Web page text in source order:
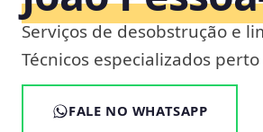
Serviços de desobstrução e
Técnicos especializados
FALE NO WHATSAPP